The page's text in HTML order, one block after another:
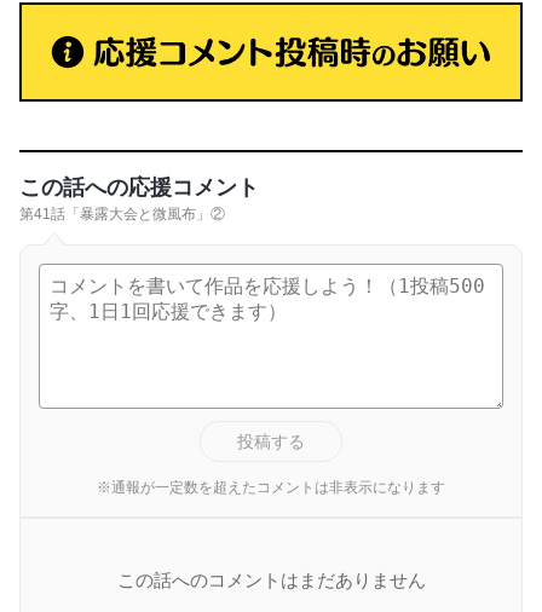
この話への応援コメント
第41話「暴露大会と微風布」②
投稿する
※通報が一定数を超えたコメントは非表示になります
この話へのコメントはまだありません